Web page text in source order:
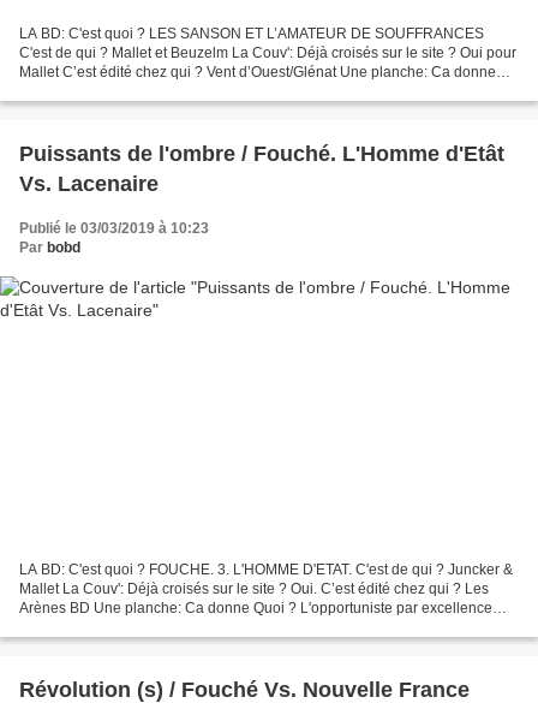
LA BD: C'est quoi ? LES SANSON ET L’AMATEUR DE SOUFFRANCES
C'est de qui ? Mallet et Beuzelm La Couv': Déjà croisés sur le site ? Oui pour
Mallet C’est édité chez qui ? Vent d’Ouest/Glénat Une planche: Ca donne
Puissants de l'ombre / Fouché. L'Homme d'Etât
Vs. Lacenaire
Publié le 03/03/2019 à 10:23
Par bobd
LA BD: C'est quoi ? FOUCHE. 3. L'HOMME D'ETAT. C'est de qui ? Juncker &
Mallet La Couv': Déjà croisés sur le site ? Oui. C’est édité chez qui ? Les
Arènes BD Une planche: Ca donne Quoi ? L'opportuniste par excellence
Révolution (s) / Fouché Vs. Nouvelle France